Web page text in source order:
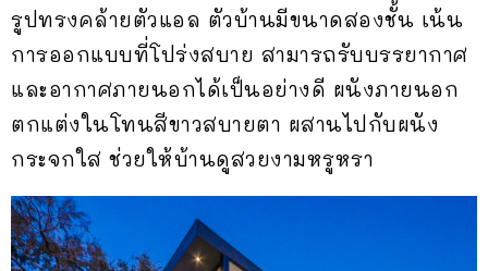
รูปทรงคล้ายตัวแอล ตัวบ้านมีขนาดสองชั้น เน้น
การออกแบบที่โปร่งสบาย สามารถรับบรรยากาศ
และอากาศภายนอกได้เป็นอย่างดี ผนังภายนอก
ตกแต่งในโทนสีขาวสบายตา ผสานไปกับผนัง
กระจกใส ช่วยให้บ้านดูสวยงามหรูหรา